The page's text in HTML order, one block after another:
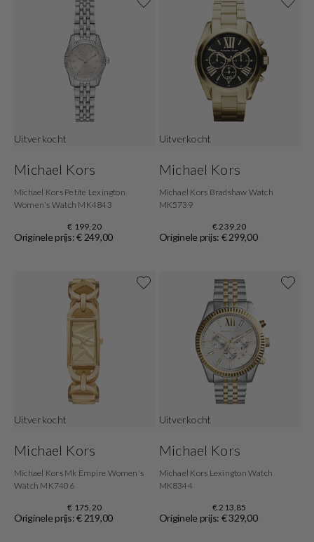
Uitverkocht
Michael Kors
Michael Kors Petite Lexington
Women's Watch MK4843
€ 199,20
Originele prijs: € 249,00
Uitverkocht
Michael Kors
Michael Kors Bradshaw Watch
MK5739
€ 239,20
Originele prijs: € 299,00
Uitverkocht
Michael Kors
Michael Kors Mk Empire Women's
Watch MK7406
€ 175,20
Originele prijs: € 219,00
Uitverkocht
Michael Kors
Michael Kors Lexington Watch
MK8344
€ 213,85
Originele prijs: € 329,00